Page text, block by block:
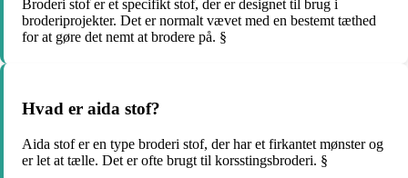
Broderi stof er et specifikt stof, der er designet til brug i
broderiprojekter. Det er normalt vævet med en bestemt tæthed
for at gøre det nemt at brodere på. §
Hvad er aida stof?
Aida stof er en type broderi stof, der har et firkantet mønster og
er let at tælle. Det er ofte brugt til korsstingsbroderi. §